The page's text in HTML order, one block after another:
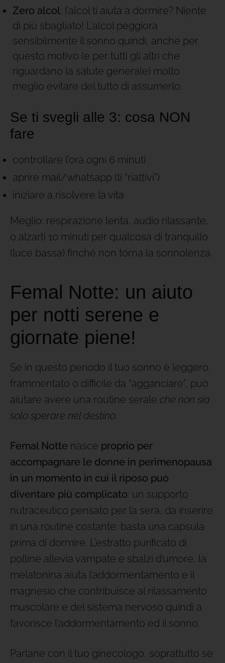
Zero alcol: l’alcol ti aiuta a dormire? Niente
di più sbagliato! L’alcol peggiora
sensibilmente il sonno quindi, anche per
questo motivo (e per tutti gli altri che
riguardano la salute generale) molto
meglio evitare del tutto di assumerlo.
Se ti svegli alle 3: cosa NON
fare
controllare l’ora ogni 6 minuti
aprire mail/whatsapp (ti “riattivi”)
iniziare a risolvere la vita
Meglio: respirazione lenta, audio rilassante,
o alzarti 10 minuti per qualcosa di tranquillo
(luce bassa) finché non torna la sonnolenza.
Femal Notte: un aiuto
per notti serene e
giornate piene!
Se in questo periodo il tuo sonno è leggero,
frammentato o difficile da “agganciare”, può
aiutare avere una routine serale che non sia
solo sperare nel destino.
Femal Notte nasce proprio per
accompagnare le donne in perimenopausa
in un momento in cui il riposo può
diventare più complicato: un supporto
nutraceutico pensato per la sera, da inserire
in una routine costante: basta una capsula
prima di dormire. L’estratto purificato di
polline allevia vampate e sbalzi d’umore, la
melatonina aiuta l’addormentamento e il
magnesio che contribuisce al rilassamento
muscolare e del sistema nervoso quindi a
favorisce l’addormentamento ed il sonno.
Parlane con il tuo ginecologo, soprattutto se